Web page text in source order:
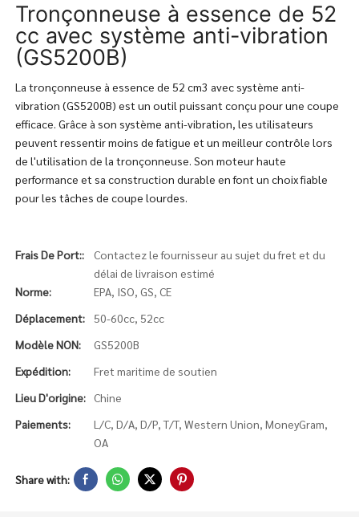
Tronçonneuse à essence de 52
cc avec système anti-vibration
(GS5200B)
La tronçonneuse à essence de 52 cm3 avec système anti-
vibration (GS5200B) est un outil puissant conçu pour une coupe
efficace. Grâce à son système anti-vibration, les utilisateurs
peuvent ressentir moins de fatigue et un meilleur contrôle lors
de l'utilisation de la tronçonneuse. Son moteur haute
performance et sa construction durable en font un choix fiable
pour les tâches de coupe lourdes.
Frais De Port::
Contactez le fournisseur au sujet du fret et du
délai de livraison estimé
Norme:
EPA, ISO, GS, CE
Déplacement:
50-60cc, 52cc
Modèle NON:
GS5200B
Expédition:
Fret maritime de soutien
Lieu D'origine:
Chine
Paiements:
L/C, D/A, D/P, T/T, Western Union, MoneyGram,
OA
Share with: